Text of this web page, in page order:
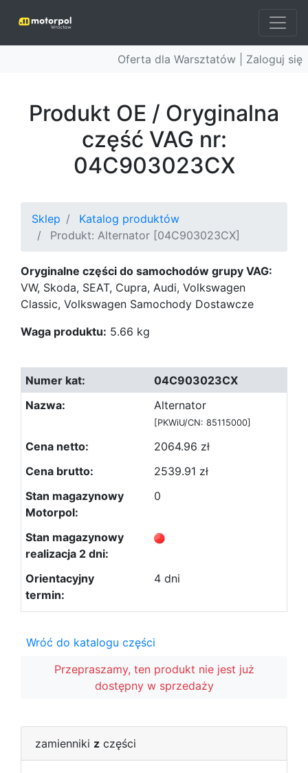
Oferta dla Warsztatów | Zaloguj się
Produkt OE / Oryginalna
część VAG nr:
04C903023CX
Sklep
Katalog produktów
Produkt: Alternator [04C903023CX]
Oryginalne części do samochodów grupy VAG:
VW, Skoda, SEAT, Cupra, Audi, Volkswagen
Classic, Volkswagen Samochody Dostawcze
Waga produktu: 5.66 kg
04C903023CX
Alternator
[PKWiU/CN: 85115000]
2064.96 zł
2539.91 zł
0
4 dni
Wróć do katalogu części
Przepraszamy, ten produkt nie jest już
dostępny w sprzedaży
zamienniki z części